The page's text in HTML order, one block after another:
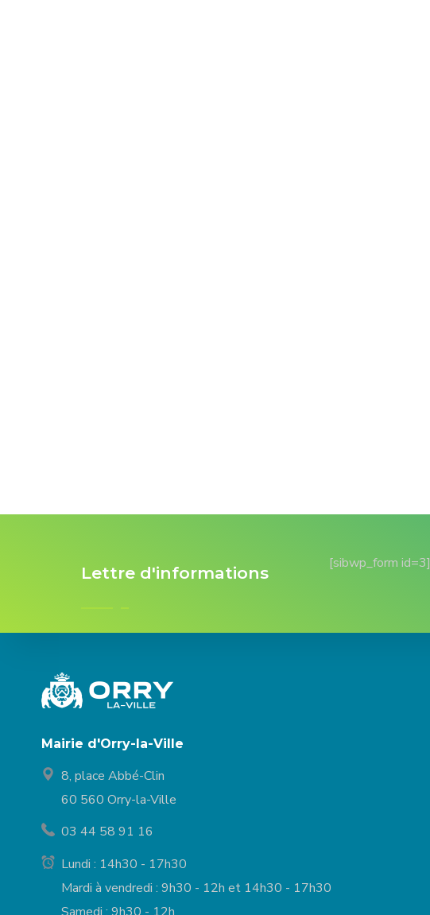
Lettre d'informations [sibwp_form id=3]
Mairie d'Orry-la-Ville
8, place Abbé-Clin
60 560 Orry-la-Ville
03 44 58 91 16
Lundi : 14h30 - 17h30
Mardi à vendredi : 9h30 - 12h et 14h30 - 17h30